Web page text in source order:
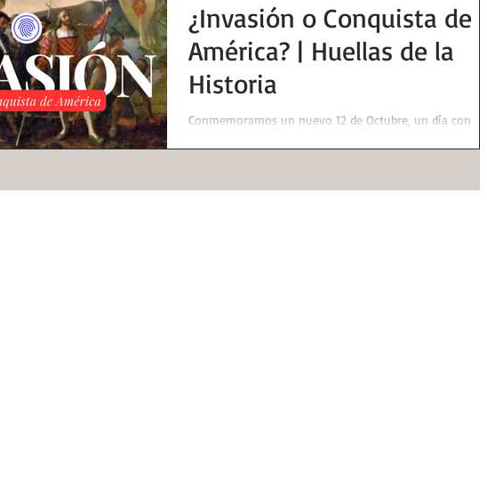
¿Invasión o Conquista de
América? | Huellas de la
Historia
Conmemoramos un nuevo 12 de Octubre, un día con